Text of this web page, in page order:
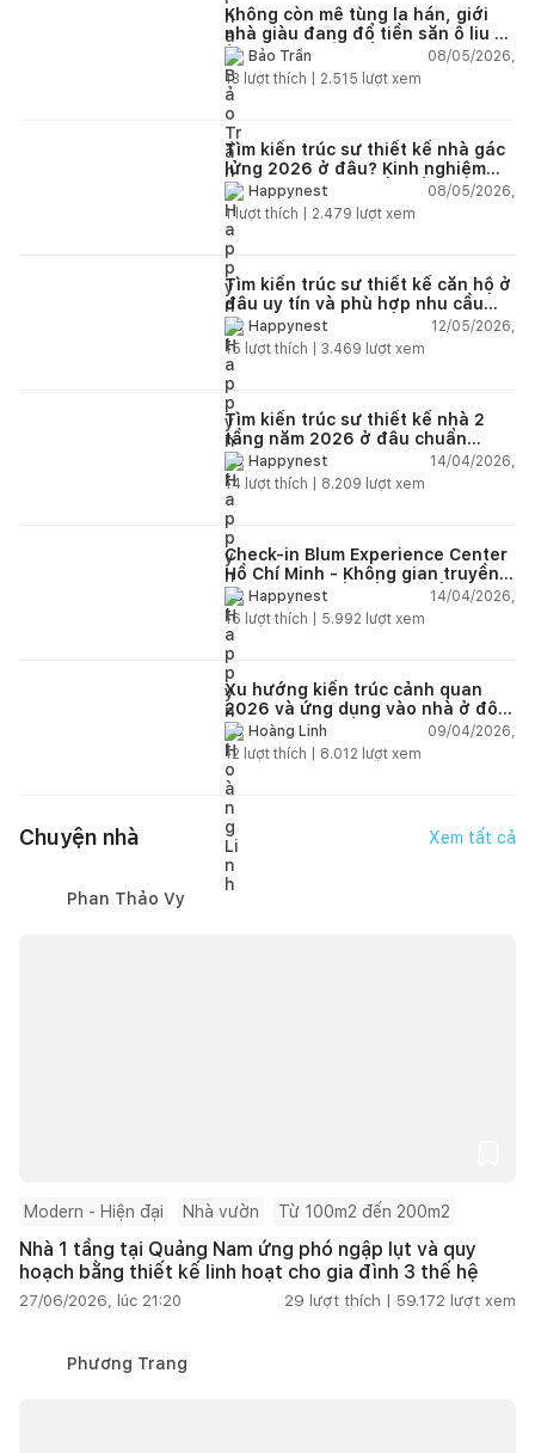
Không còn mê tùng la hán, giới
nhà giàu đang đổ tiền săn ô liu cổ
thụ từ châu Âu về ban công
Bảo Trần
08/05/2026,
13 lượt thích | 2.515 lượt xem
Tìm kiến trúc sư thiết kế nhà gác
lửng 2026 ở đâu? Kinh nghiệm
chọn đúng tránh tốn tiền
Happynest
08/05/2026,
1lượt thích | 2.479 lượt xem
Tìm kiến trúc sư thiết kế căn hộ ở
đâu uy tín và phù hợp nhu cầu
năm 2026?
Happynest
12/05/2026,
15 lượt thích | 3.469 lượt xem
Tìm kiến trúc sư thiết kế nhà 2
tầng năm 2026 ở đâu chuẩn
nhất?Happynest
14/04/2026,
14 lượt thích | 8.209 lượt xem
Check-in Blum Experience Center
Hồ Chí Minh - Không gian truyền
cảm hứng thiết kế nội thất
Happynest
14/04/2026,
16 lượt thích | 5.992 lượt xem
Xu hướng kiến trúc cảnh quan
2026 và ứng dụng vào nhà ở đô
thị hiện đại
Hoàng Linh
09/04/2026,
12 lượt thích | 8.012 lượt xem
Chuyện nhà Xem tất cả
Phan Thảo Vy
Modern - Hiện đại Nhà vườn Từ 100m2 đến 200m2
Nhà 1 tầng tại Quảng Nam ứng phó ngập lụt và quy
hoạch bằng thiết kế linh hoạt cho gia đình 3 thế hệ
27/06/2026, lúc 21:20 29 lượt thích | 59.172 lượt xem
Phương Trang